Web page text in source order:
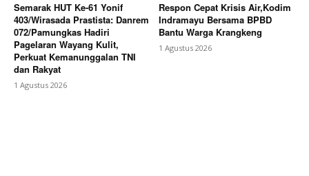
About
Contact us
Subscription Plans
My account
Semarak HUT Ke-61 Yonif
403/Wirasada Prastista: Danrem
072/Pamungkas Hadiri
Pagelaran Wayang Kulit,
Perkuat Kemanunggalan TNI
dan Rakyat
1 Agustus 2026
Respon Cepat Krisis Air,Kodim
Indramayu Bersama BPBD
Bantu Warga Krangkeng
1 Agustus 2026